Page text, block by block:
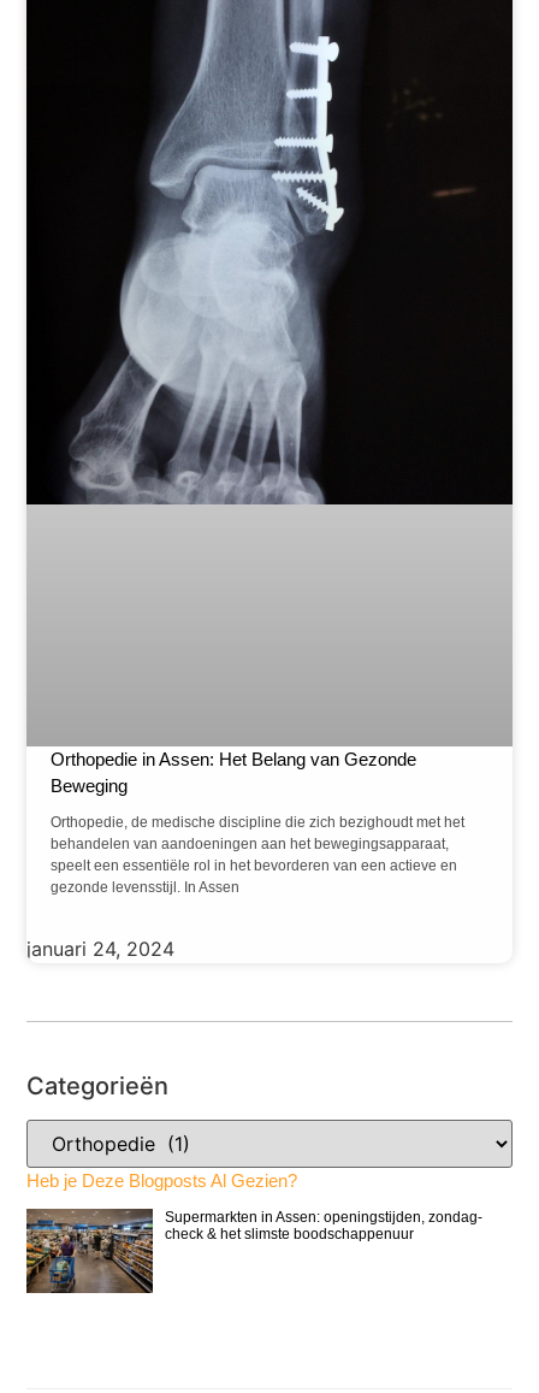
Categorieën
Heb je Deze Blogposts Al Gezien?
Supermarkten in Assen: openingstijden, zondag-
check & het slimste boodschappenuur
Orthopedie in Assen: Het Belang van Gezonde
Beweging
Orthopedie, de medische discipline die zich bezighoudt met het
behandelen van aandoeningen aan het bewegingsapparaat,
speelt een essentiële rol in het bevorderen van een actieve en
gezonde levensstijl. In Assen
januari 24, 2024